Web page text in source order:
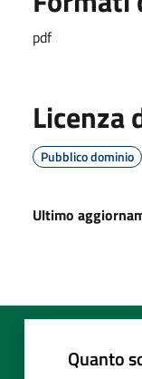
pdf
Licenza
Pubblico dominio
Ultimo
Quanto